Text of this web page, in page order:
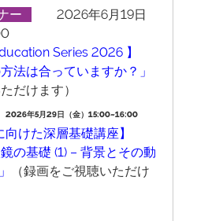
ー
2026年6月19日
Series 2026 】
法は合っていますか？」
だけます）
年5月29日（金）15:00~16:00
向けた深層基礎講座】
の基礎 (1) – 背景とその動
（録画をご視聴いただけ